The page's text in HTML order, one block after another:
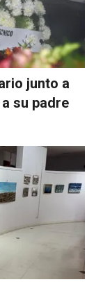
junto a
su padre